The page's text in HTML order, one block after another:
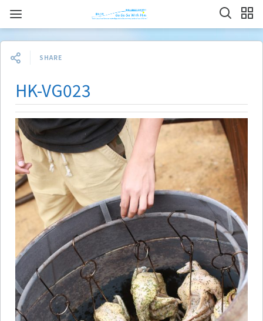
SHARE
HK-VG023